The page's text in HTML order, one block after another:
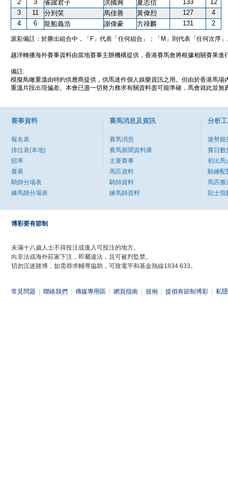
2
3 雀躍君子 洪國興 夏志信 133
12
3
11 分到笑 馬佳善 黃偉烈 127
4
4
6 龍船義浩 謝偉豪 方祿麟 131 2
派彩備註：於勝出組合中，「F」代表「任何組合」；「M」則代表「任何次序
越洋轉播海外賽事資料由當地賽事主辦機構提供，香港賽馬會將根據相關賽果進
備註:
模擬鳥瞰重溫由特約供應商提供，供馬迷作個人娛樂資訊之用。但由於香港馬
重溫片段出現偏差。本會已盡一切努力務求有關資料盡可能準確，馬會就此並
賽事資料
報名表
排位表(本地)
賠率
賽果
騎師分場表
練馬師分場表
賽馬消息及資訊
賽馬消息
賽馬新聞資料庫
主要賽事
馬匹資料
騎師資料
練馬師資料
分析
速勢能
賽日數
初出馬
騎練配
馬匹搬
貼士指
博彩要有節制
未滿十八歲人士不得投注或進入可投注的地方。
向非法或海外莊家下注，即屬違法，且可被判監禁。
切勿沉迷賭博，如需尋求輔導協助，可致電平和基金熱線1834 633。
常見問題 聯絡我們 傳媒專用區 網頁指南 規例 提倡有節制博彩 私